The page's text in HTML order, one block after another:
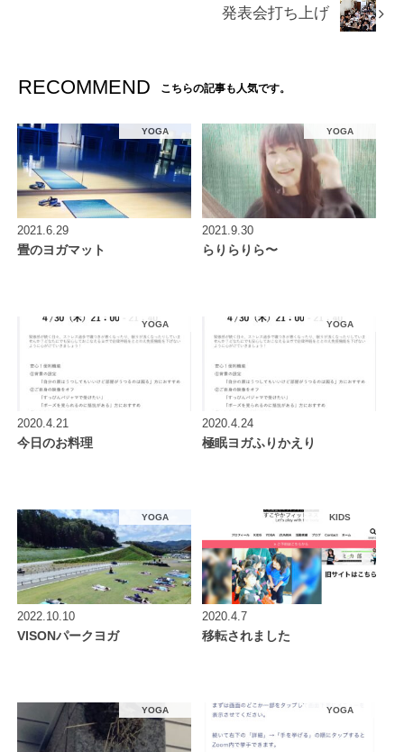
発表会打ち上げ
RECOMMEND こちらの記事も人気です。
YOGA
2021.6.29
畳のヨガマット
YOGA
2021.9.30
らりらりら〜
YOGA
2020.4.21
今日のお料理
YOGA
2020.4.24
極眠ヨガふりかえり
YOGA
2022.10.10
VISONパークヨガ
KIDS
2020.4.7
移転されました
YOGA YOGA